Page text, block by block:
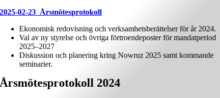
2025-02-23_Årsmötesprotokoll
Ekonomisk redovisning och verksamhetsberättelser för år 2024.
Val av ny styrelse och övriga förtroendeposter för mandatperiod
2025–2027
Diskussion och planering kring Nowruz 2025 samt kommande
seminarier.
Årsmötesprotokoll 2024